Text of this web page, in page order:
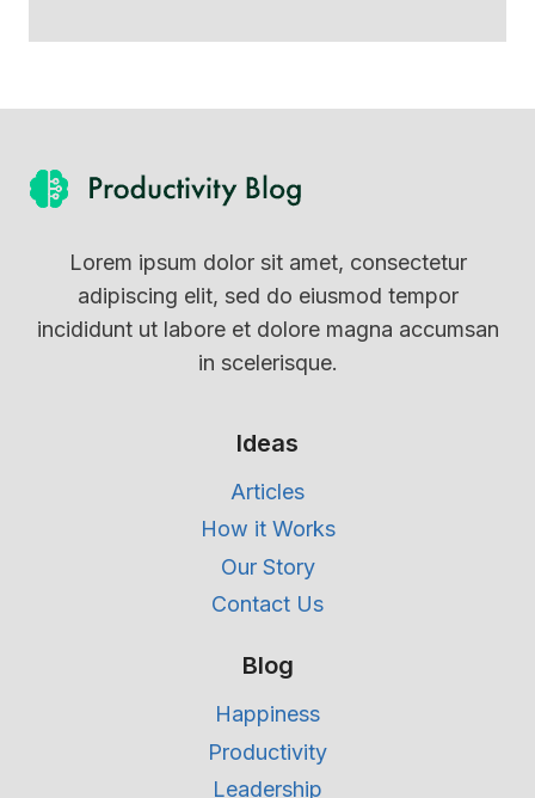
Lorem ipsum dolor sit amet, consectetur
adipiscing elit, sed do eiusmod tempor
incididunt ut labore et dolore magna accumsan
in scelerisque.
Ideas
Articles
How it Works
Our Story
Contact Us
Blog
Happiness
Productivity
Leadership